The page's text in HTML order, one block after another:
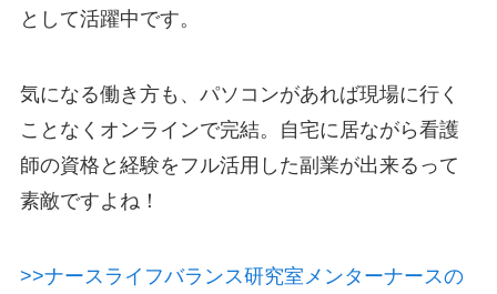
として活躍中です。
気になる働き方も、パソコンがあれば現場に行く
ことなくオンラインで完結。自宅に居ながら看護
師の資格と経験をフル活用した副業が出来るって
素敵ですよね！
>>ナースライフバランス研究室メンターナースの